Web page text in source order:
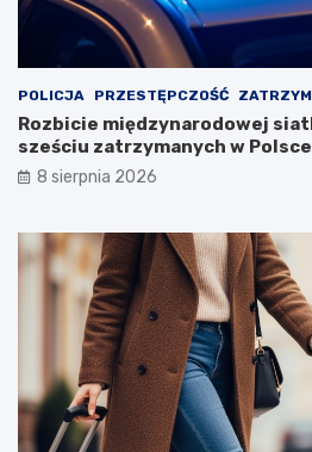
POLICJA PRZESTĘPCZOŚĆ
Rozbicie międzynarodowej
sześciu zatrzymanych w Polsce
8 sierpnia 2026